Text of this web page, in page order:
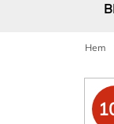
Hem
till
slutet